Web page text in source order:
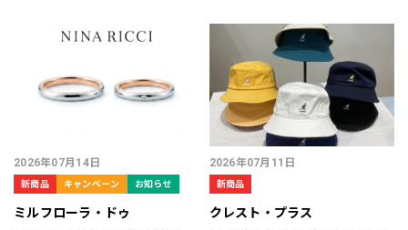
2026年07月14日
新商品 キャンペーン お知らせ
ミルフローラ・ドゥ
2026年07月11日
新商品
クレスト・プラス